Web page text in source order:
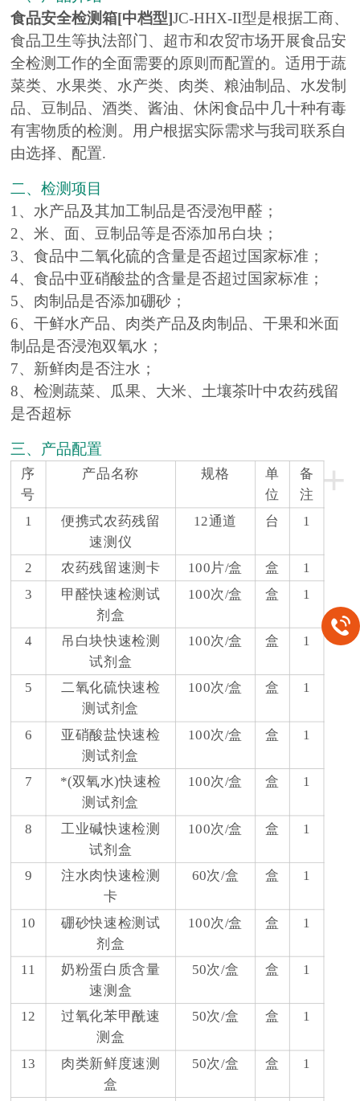
食品安全检测箱[中档型]JC-HHX-II型是根据工商、
食品卫生等执法部门、超市和农贸市场开展食品安
全检测工作的全面需要的原则而配置的。适用于蔬
菜类、水果类、水产类、肉类、粮油制品、水发制
品、豆制品、酒类、酱油、休闲食品中几十种有毒
有害物质的检测。用户根据实际需求与我司联系自
由选择、配置.
二、检测项目
1、水产品及其加工制品是否浸泡甲醛；
2、米、面、豆制品等是否添加吊白块；
3、食品中二氧化硫的含量是否超过国家标准；
4、食品中亚硝酸盐的含量是否超过国家标准；
5、肉制品是否添加硼砂；
6、干鲜水产品、肉类产品及肉制品、干果和米面
制品是否浸泡双氧水；
7、新鲜肉是否注水；
8、检测蔬菜、瓜果、大米、土壤茶叶中农药残留
是否超标
三、产品配置
+
序
号
产品名称 规格 单
位
备
注
1
便携式农药残留
速测仪
12通道 台 1
2 农药残留速测卡 100片/盒 盒
1
3
甲醛快速检测试
剂盒
100次/盒 盒 1
4
吊白块快速检测
试剂盒
100次/盒 盒 1
5
二氧化硫快速检
测试剂盒
100次/盒 盒 1
6
亚硝酸盐快速检
测试剂盒
100次/盒 盒 1
7
*(双氧水)快速检
测试剂盒
100次/盒 盒 1
8
工业碱快速检测
试剂盒
100次/盒 盒 1
9 注水肉快速检测
卡
60次/盒 盒 1
10 硼砂快速检测试
剂盒
100次/盒 盒 1
11
奶粉蛋白质含量
速测盒
50次/盒 盒 1
12
过氧化苯甲酰速
测盒
50次/盒 盒 1
13 肉类新鲜度速测
盒
50次/盒 盒 1